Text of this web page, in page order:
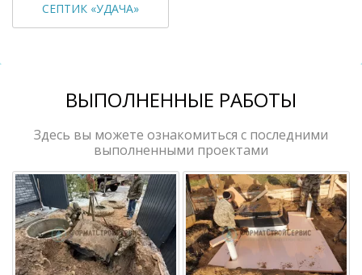
СЕПТИК «УДАЧА»
ВЫПОЛНЕННЫЕ РАБОТЫ
Здесь вы можете ознакомиться с последними
выполненными проектами